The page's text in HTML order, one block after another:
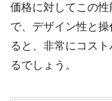
価格に対してこの性
で、デザイン性と
ると、非常にコス
るでしょう。